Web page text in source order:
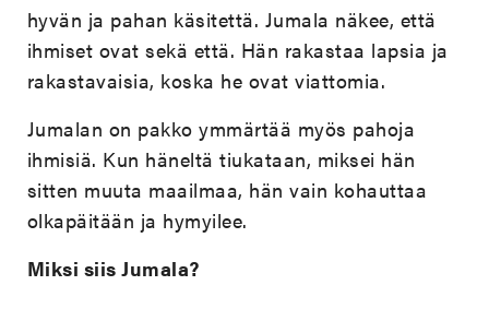
hyvän ja pahan käsitettä. Jumala näkee, että
ihmiset ovat sekä että. Hän rakastaa lapsia ja
rakastavaisia, koska he ovat viattomia.
Jumalan on pakko ymmärtää myös pahoja
ihmisiä. Kun häneltä tiukataan, miksei hän
sitten muuta maailmaa, hän vain kohauttaa
olkapäitään ja hymyilee.
Miksi siis Jumala?